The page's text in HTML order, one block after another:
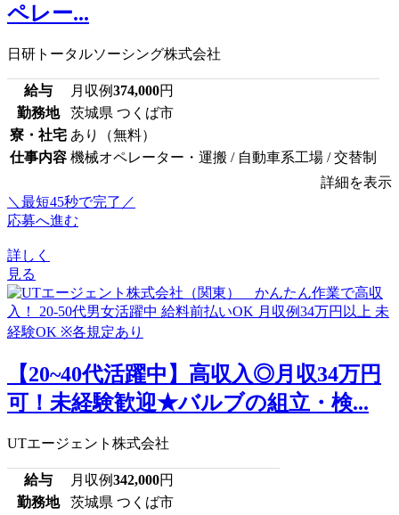
ペレー...
日研トータルソーシング株式会社
給与 月収例374,000円
勤務地
茨城県 つくば市
寮・社宅 あり（無料）
仕事内容 機械オペレーター・運搬 / 自動車系工場 / 交替制
詳細を表示
＼最短45秒で完了／
応募へ進む
詳しく
見る
【20~40代活躍中】高収入◎月収34万円
可！未経験歓迎★バルブの組立・検...
UTエージェント株式会社
給与 月収例342,000円
勤務地
茨城県 つくば市